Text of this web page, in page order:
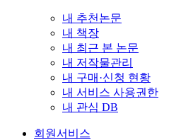
내 추천논문
내 책장
내 최근 본 논문
내 저작물관리
내 구매·신청 현황
내 서비스 사용권한
내 관심 DB
회원서비스